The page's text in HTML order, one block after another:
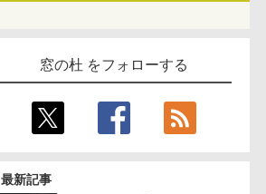
窓の杜 をフォローする
最新記事